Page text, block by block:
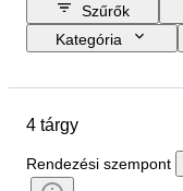
Szűrők
Kategória
Állapot
Modell
4 tárgy
Rendezési szempont